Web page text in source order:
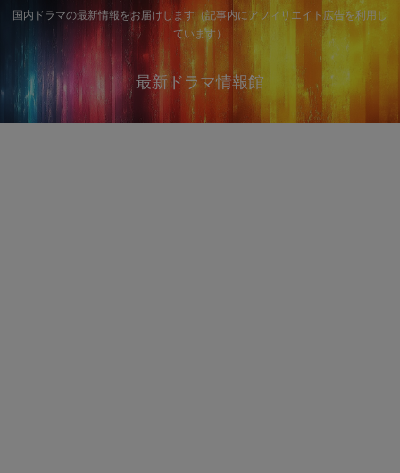
国内ドラマの最新情報をお届けします（記事内にアフィリエイト広告を利用し
ています）
最新ドラマ情報館